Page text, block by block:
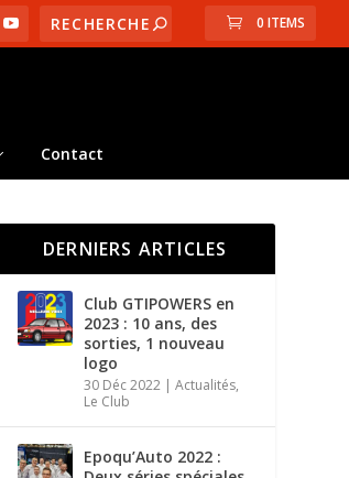
0 ITEMS
Contact
DERNIERS ARTICLES
Club GTIPOWERS en
2023 : 10 ans, des
sorties, 1 nouveau
logo
30 Déc 2022| Actualités,
Le Club
Epoqu’Auto 2022 :